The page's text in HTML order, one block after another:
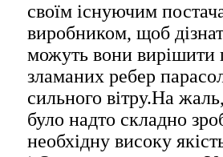
своїм існуючим
виробником, щоб
можуть вони вирішити
зламаних ребер
сильного вітру.На
було надто складно
необхідну високу